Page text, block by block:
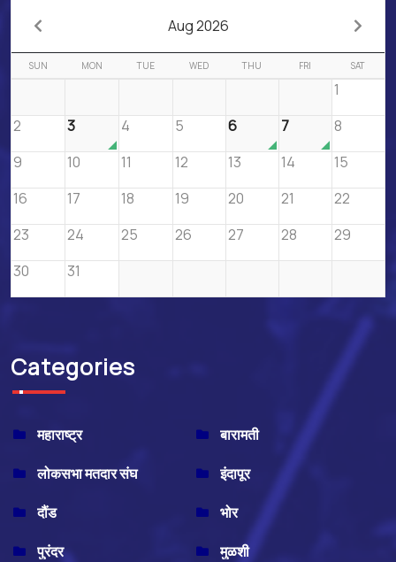
Aug 2026
SUN MON TUE WED THU FRI SAT
1
2
3 4 5 6 7
8
9
10 11 12 13 14
15
16
17 18 19 20 21
22
23
24 25 26 27 28
29
30
31
Categories
महाराष्ट्र
बारामती
लोकसभा मतदार संघ
इंदापूर
दौंड
भोर
पुरंदर
मुळशी